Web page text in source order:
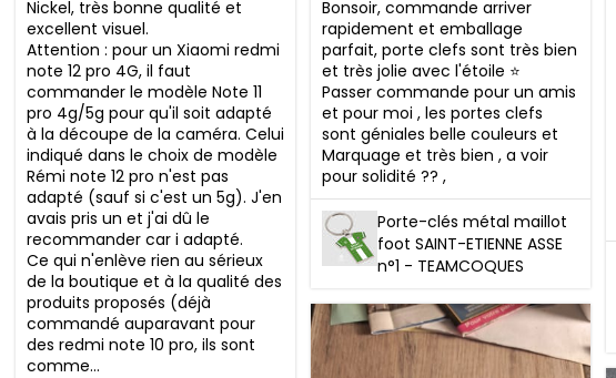
Nickel, très bonne qualité et
excellent visuel.
Attention : pour un Xiaomi redmi
note 12 pro 4G, il faut
commander le modèle Note 11
pro 4g/5g pour qu'il soit adapté
à la découpe de la caméra. Celui
indiqué dans le choix de modèle
Rémi note 12 pro n'est pas
adapté (sauf si c'est un 5g). J'en
avais pris un et j'ai dû le
recommander car i adapté.
Ce qui n'enlève rien au sérieux
de la boutique et à la qualité des
produits proposés (déjà
commandé auparavant pour
des redmi note 10 pro, ils sont
comme...
Bonsoir, commande arriver
rapidement et emballage
parfait, porte clefs sont très bien
et très jolie avec l'étoile ⭐
Passer commande pour un amis
et pour moi , les portes clefs
sont géniales belle couleurs et
Marquage et très bien , a voir
pour solidité ?? ,
Porte-clés métal maillot
foot SAINT-ETIENNE ASSE
n°1 - TEAMCOQUES